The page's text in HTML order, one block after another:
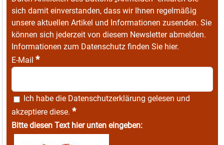
sich damit einverstanden, dass wir Ihnen regelmäßig
unsere aktuellen Artikel und Informationen zusenden. Sie
können sich jederzeit von diesem Newsletter abmelden.
Informationen zum Datenschutz finden Sie hier.
E-Mail *
Ich habe die Datenschutzerklärung gelesen und
akzeptiere diese. *
Bitte diesen Text hier unten eingeben: